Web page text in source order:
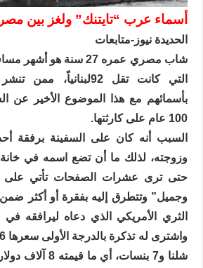
أسماء عرب “تايتنك” ولغز بين
الحديدة نيوز-متابعات
شاب مصري عمره 27 سنة هو
التي كانت تقل
بأسمائهم مع هذا الموضوع الأخير عن
100 عام على كارثتها.
السبب أنه كان على السفينة برفقة
وزوجته، لذلك ما أن تضع اسمه في خانة
حتى ترى عشرات الصفحات تأتي
وجميل” وتتطرق إليه بفقرة أو أكثر
الثري الأمريكي الذي دعاه ليرافقه في
شلنا و7 بنسات، أي